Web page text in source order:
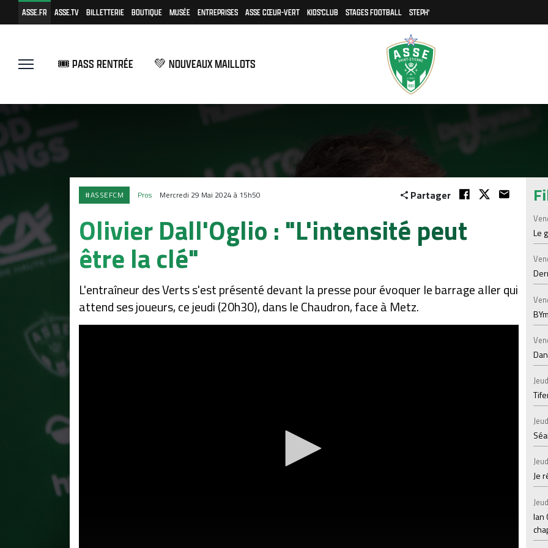
ASSE.FR ASSE.TV BILLETTERIE BOUTIQUE MUSÉE ENTREPRISES ASSE CŒUR-VERT KIDS'CLUB STAGES FOOTBALL STEPH'
🎟️ PASS RENTRÉE 💚 NOUVEAUX MAILLOTS
#ASSEFCM Pros Mercredi 29 Mai 2024 à 15h50 Partager
Olivier Dall'Oglio : "L'intensité peut
être la clé"
L'entraîneur des Verts s'est présenté devant la presse pour évoquer le barrage aller qui
attend ses joueurs, ce jeudi (20h30), dans le Chaudron, face à Metz.
Le
Je
Ian